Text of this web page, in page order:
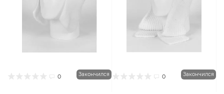
0 Закончился 0 Закончился